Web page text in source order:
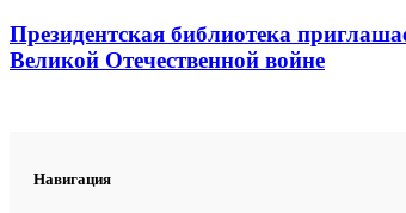
Президентская библиотека
Великой Отечественной войне
Навигация